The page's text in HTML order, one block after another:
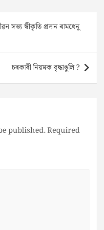
সভ্য স্বীকৃতি প্ৰদান ৰামধেনু
চৰকাৰী নিয়মক বৃদ্ধাঙুলি ?
published.Required